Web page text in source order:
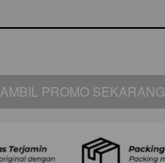
AMBIL PROMO SEKARANG